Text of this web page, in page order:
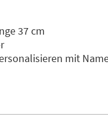
37 cm
mit